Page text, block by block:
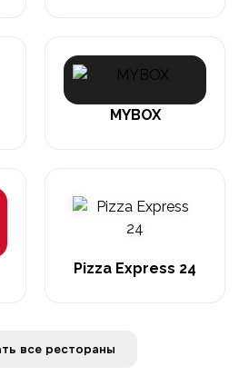
MYBOX
Pizza Express 24
Показать все рестораны